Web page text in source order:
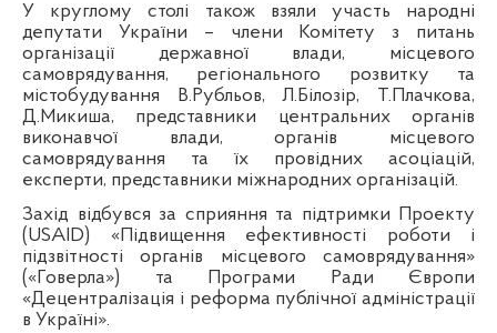
У круглому столі також взяли участь народні
депутати України – члени Комітету з питань
організації державної влади, місцевого
самоврядування, регіонального розвитку та
містобудування В.Рубльов, Л.Білозір, Т.Плачкова,
Д.Микиша, представники центральних органів
виконавчої влади, органів місцевого
самоврядування та їх провідних асоціацій,
експерти, представники міжнародних організацій.
Захід відбувся за сприяння та підтримки Проекту
(USAID) «Підвищення ефективності роботи і
підзвітності органів місцевого самоврядування»
(«Говерла») та Програми Ради Європи
«Децентралізація і реформа публічної адміністрації
в Україні».